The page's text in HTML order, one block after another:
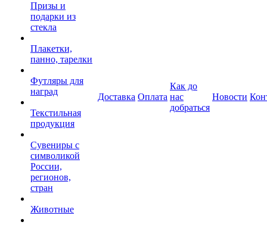
Призы и
подарки из
стекла
Плакетки,
панно, тарелки
Футляры для
наград
Текстильная
продукция
Сувениры с
символикой
России,
регионов,
стран
Животные
Доставка Оплата
Как до
нас
добраться
Новости